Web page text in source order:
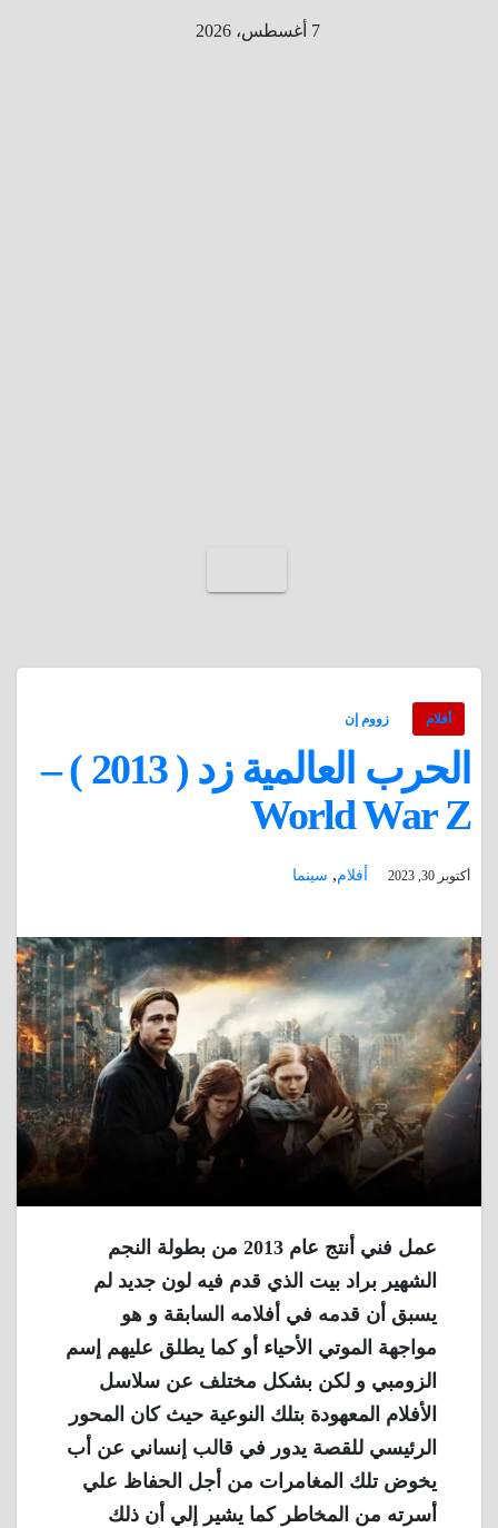
7 أغسطس، 2026
أفلام زووم إن
الحرب العالمية زد ( 2013 ) –
World War Z
أكتوبر 30, 2023 أفلام, سينما
عمل فني أنتج عام 2013 من بطولة النجم
الشهير براد بيت الذي قدم فيه لون جديد لم
يسبق أن قدمه في أفلامه السابقة و هو
مواجهة الموتي الأحياء أو كما يطلق عليهم إسم
الزومبي و لكن بشكل مختلف عن سلاسل
الأفلام المعهودة بتلك النوعية حيث كان المحور
الرئيسي للقصة يدور في قالب إنساني عن أب
يخوض تلك المغامرات من أجل الحفاظ علي
أسرته من المخاطر كما يشير إلي أن ذلك